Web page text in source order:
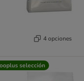
4 opciones
selección